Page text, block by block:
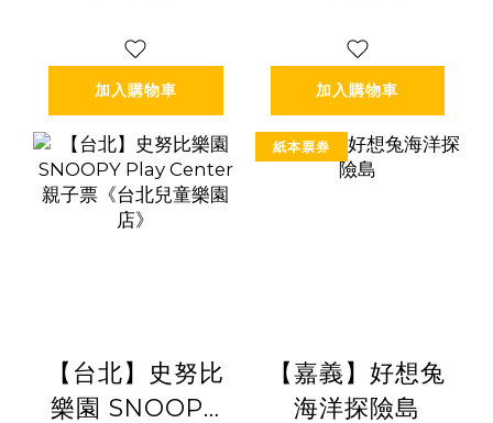
加入購物車 加入購物車
【台北】史努比
樂園 SNOOPY
紙本票券
【嘉義】好想兔
海洋探險島